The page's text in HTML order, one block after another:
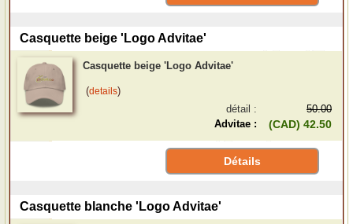
Casquette beige 'Logo Advitae'
Casquette beige 'Logo Advitae'
(details)
détail :
50.00
Advitae :
(CAD) 42.50
Détails
Casquette blanche 'Logo Advitae'